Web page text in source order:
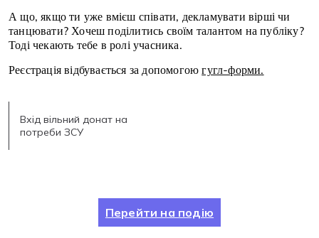
А що, якщо ти уже вмієш співати, декламувати вірші чи
танцювати? Хочеш поділитись своїм талантом на публіку?
Тоді чекають тебе в ролі учасника.
Реєстрація відбувається за допомогоюгугл-форми.
Вхід вільний донат на
потреби ЗСУ
Перейти на подію